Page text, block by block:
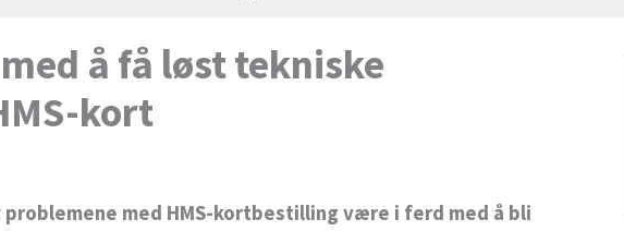
å få løst tekniske
kort
med HMS-kortbestilling være i ferd med å bli